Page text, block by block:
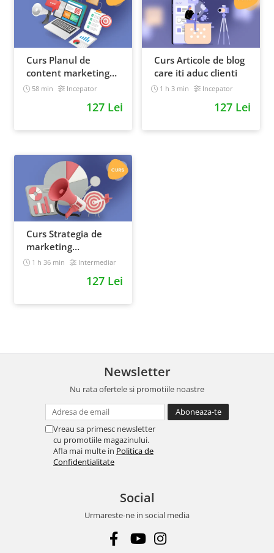
Curs Planul de
content marketing
pentru un magazin
58 min Incepator
127 Lei
Curs Articole de blog
care iti aduc clienti
1 h 3 min Incepator
127 Lei
Curs Strategia de
marketing
multichannel
1 h 36 min Intermediar
127 Lei
Newsletter
Nu rata ofertele si promotiile noastre
Vreau sa primesc newsletter
cu promotiile magazinului.
Afla mai multe in Politica de
Confidentialitate
Social
Urmareste-ne in social media